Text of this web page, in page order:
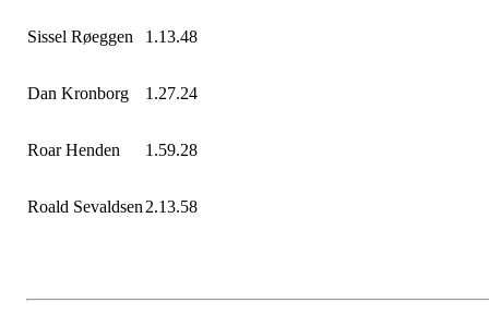
Sissel Røeggen 1.13.48
Dan Kronborg 1.27.24
Roar Henden 1.59.28
Roald Sevaldsen 2.13.58